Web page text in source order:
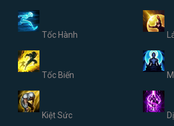
Tốc Hành
Tốc Biến
Kiệt Sức